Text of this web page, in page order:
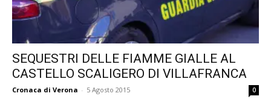
SEQUESTRI DELLE FIAMME GIALLE AL
CASTELLO SCALIGERO DI VILLAFRANCA
Cronaca di Verona - 5 Agosto 2015 0